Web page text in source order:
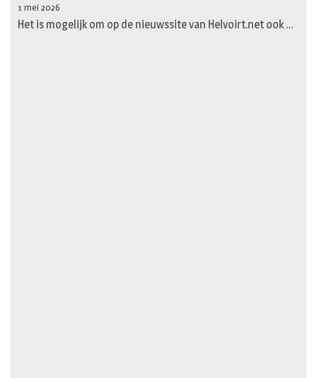
1 mei 2026
Het is mogelijk om op de nieuwssite van Helvoirt.net ook …